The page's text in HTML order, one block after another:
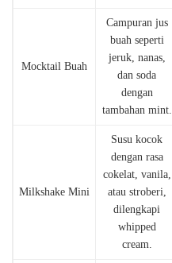
Mocktail Buah
Campuran jus
buah seperti
jeruk, nanas,
dan soda
dengan
tambahan mint.
Milkshake Mini
Susu kocok
dengan rasa
cokelat, vanila,
atau stroberi,
dilengkapi
whipped
cream.